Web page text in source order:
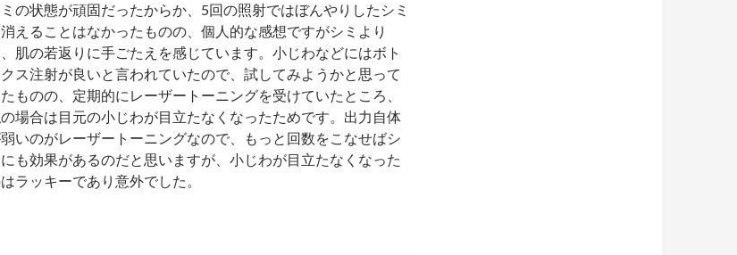
の状態が頑固だったからか、5回の照射ではぼんやりしたシミ
えることはなかったものの、個人的な感想ですがシミより
、肌の若返りに手ごたえを感じています。小じわなどにはボト
ス注射が良いと言われていたので、試してみようかと思って
ものの、定期的にレーザートーニングを受けていたところ、
場合は目元の小じわが目立たなくなったためです。出力自体
いのがレーザートーニングなので、もっと回数をこなせばシ
にも効果があるのだと思いますが、小じわが目立たなくなった
ラッキーであり意外でした。